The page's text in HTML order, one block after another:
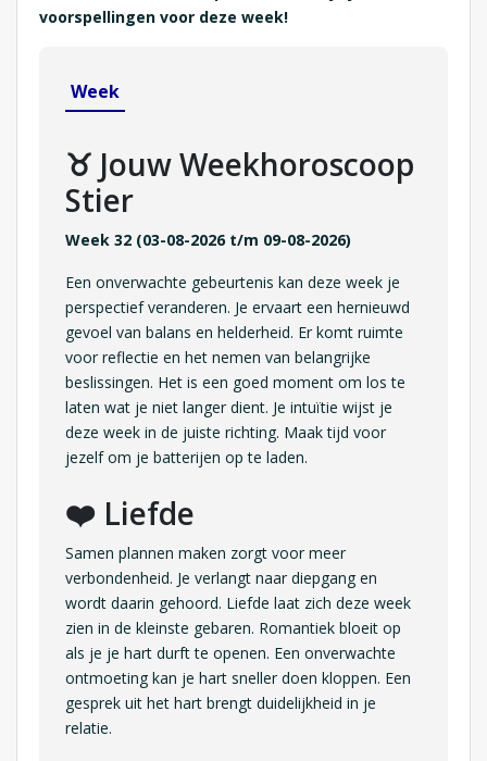
voorspellingen voor deze week!
Week
♉ Jouw Weekhoroscoop
Stier
Week 32 (03-08-2026 t/m 09-08-2026)
Een onverwachte gebeurtenis kan deze week je
perspectief veranderen. Je ervaart een hernieuwd
gevoel van balans en helderheid. Er komt ruimte
voor reflectie en het nemen van belangrijke
beslissingen. Het is een goed moment om los te
laten wat je niet langer dient. Je intuïtie wijst je
deze week in de juiste richting. Maak tijd voor
jezelf om je batterijen op te laden.
❤️ Liefde
Samen plannen maken zorgt voor meer
verbondenheid. Je verlangt naar diepgang en
wordt daarin gehoord. Liefde laat zich deze week
zien in de kleinste gebaren. Romantiek bloeit op
als je je hart durft te openen. Een onverwachte
ontmoeting kan je hart sneller doen kloppen. Een
gesprek uit het hart brengt duidelijkheid in je
relatie.